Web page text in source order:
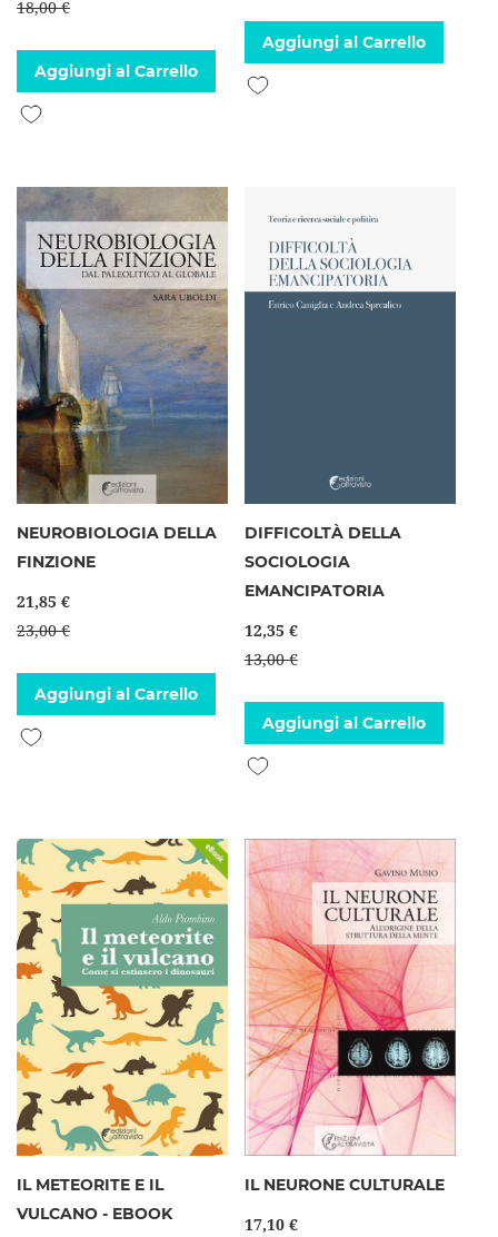
18,00 €
Aggiungi al Carrello
Aggiungi alla lista desideri
Aggiungi al Carrello
Aggiungi alla lista desideri
NEUROBIOLOGIA DELLA
FINZIONE
21,85 €
23,00 €
Aggiungi al Carrello
Aggiungi alla lista desideri
DIFFICOLTÀ DELLA
SOCIOLOGIA
EMANCIPATORIA
12,35 €
13,00 €
Aggiungi al Carrello
Aggiungi alla lista desideri
IL METEORITE E IL
VULCANO - EBOOK
IL NEURONE CULTURALE
17,10 €